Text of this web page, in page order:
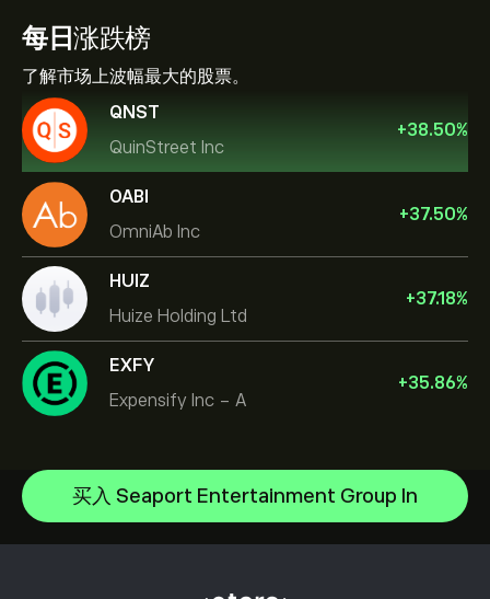
每日涨跌榜
了解市场上波幅最大的股票。
QNST
QuinStreet Inc
+38.50%
OABI
OmniAb Inc
+37.50%
HUIZ
Huize Holding Ltd
+37.18%
EXFY
Expensify Inc - A
+35.86%
买入 Seaport Entertainment Group In
Celestica Inc
Alphabet
Meta Platforms Inc
如何入金
如何出金
开设账户
CopyTrading 简介
负责任交易
选择 eToro 的理由